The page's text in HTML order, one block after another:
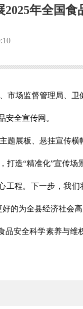
2025年全国食
场监督管理局、
安全宣传网。
题展板、悬挂宣传
造“精准化”宣传场
工程。下一步，我
的为全县经济社会
安全科学素养与